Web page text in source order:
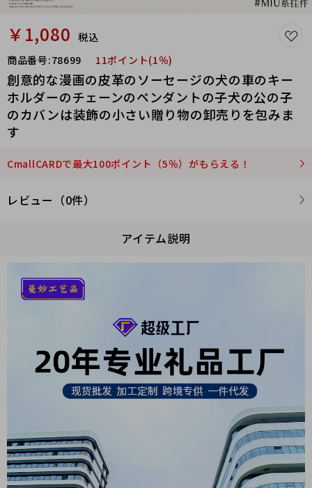
￥1,080 税込
商品番号:78699 11ポイント(1％)
創意的な漫画の皮革のソーセージの犬の車のキー
ホルダーのチェーンのペンダントの子犬の公の子
のカバンは装飾の小さい贈り物の卸売りを包みま
す
CmallCARDで最大100ポイント（5％）がもらえる！
レビュー（0件）
アイテム説明